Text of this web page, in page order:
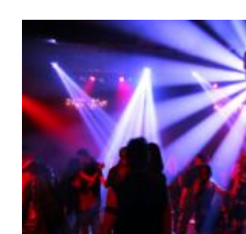
Fermeture
des
discothèques
–
Décision
en
référé